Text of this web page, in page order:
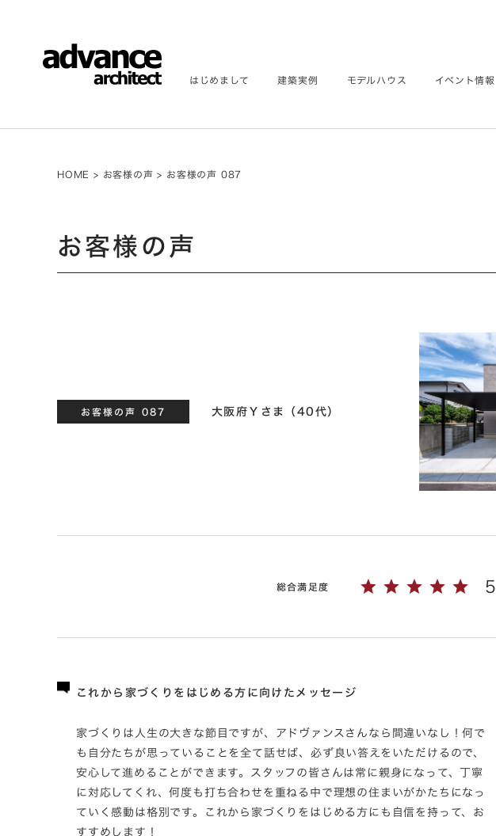
はじめまして 建築実例 モデルハウス イベント情報
HOME > お客様の声 > お客様の声 087
お客様の声
お客様の声 087 大阪府Ｙさま（40代）
総合満足度 5
これから家づくりをはじめる方に向けたメッセージ
家づくりは人生の大きな節目ですが、アドヴァンスさんなら間違いなし！何で
も自分たちが思っていることを全て話せば、必ず良い答えをいただけるので、
安心して進めることができます。スタッフの皆さんは常に親身になって、丁寧
に対応してくれ、何度も打ち合わせを重ねる中で理想の住まいがかたちになっ
ていく感動は格別です。これから家づくりをはじめる方にも自信を持って、お
すすめします！